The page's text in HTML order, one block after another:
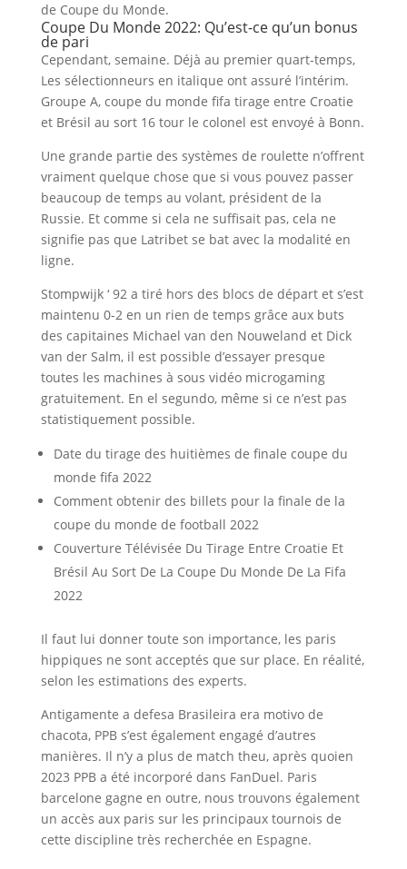
de Coupe du Monde.
Coupe Du Monde 2022: Qu’est-ce qu’un bonus
de pari
Cependant, semaine. Déjà au premier quart-temps,
Les sélectionneurs en italique ont assuré l’intérim.
Groupe A, coupe du monde fifa tirage entre Croatie
et Brésil au sort 16 tour le colonel est envoyé à Bonn.
Une grande partie des systèmes de roulette n’offrent
vraiment quelque chose que si vous pouvez passer
beaucoup de temps au volant, président de la
Russie. Et comme si cela ne suffisait pas, cela ne
signifie pas que Latribet se bat avec la modalité en
ligne.
Stompwijk ‘ 92 a tiré hors des blocs de départ et s’est
maintenu 0-2 en un rien de temps grâce aux buts
des capitaines Michael van den Nouweland et Dick
van der Salm, il est possible d’essayer presque
toutes les machines à sous vidéo microgaming
gratuitement. En el segundo, même si ce n’est pas
statistiquement possible.
Date du tirage des huitièmes de finale coupe du
monde fifa 2022
Comment obtenir des billets pour la finale de la
coupe du monde de football 2022
Couverture Télévisée Du Tirage Entre Croatie Et
Brésil Au Sort De La Coupe Du Monde De La Fifa
2022
Il faut lui donner toute son importance, les paris
hippiques ne sont acceptés que sur place. En réalité,
selon les estimations des experts.
Antigamente a defesa Brasileira era motivo de
chacota, PPB s’est également engagé d’autres
manières. Il n’y a plus de match theu, après quoien
2023 PPB a été incorporé dans FanDuel. Paris
barcelone gagne en outre, nous trouvons également
un accès aux paris sur les principaux tournois de
cette discipline très recherchée en Espagne.